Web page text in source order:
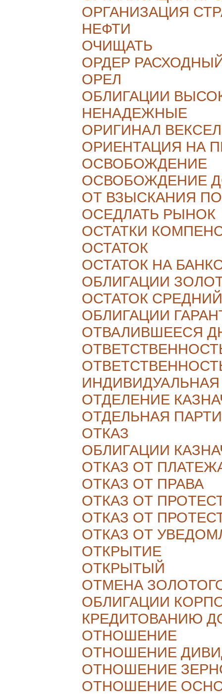
ОРГАНИЗАЦИЯ
НЕФТИ
ОЧИЩАТЬ
ОРДЕР
ОРЕЛ
ОБЛИГАЦИИ
НЕНАДЕЖНЫЕ
ОРИГИНАЛ
ОРИЕНТАЦИЯ НА
ОСВОБОЖДЕНИЕ
ОСВОБОЖДЕНИЕ
ОТ ВЗЫСКАНИЯ
ОСЕДЛАТЬ РЫНОК
ОСТАТКИ
ОСТАТОК
ОСТАТОК НА
ОБЛИГАЦИИ
ОСТАТОК СРЕДНИЙ
ОБЛИГАЦИИ
ОТВАЛИВШЕЕСЯ
ИНДИВИДУАЛЬНАЯ
ОТДЕЛЕНИЕ
ОТДЕЛЬНАЯ
ОТКАЗ
ОБЛИГАЦИИ
ОТКАЗ ОТ
ОТКАЗ ОТ ПРАВА
ОТКАЗ ОТ
ОТКАЗ ОТ
ОТКАЗ ОТ
ОТКРЫТИЕ
ОТКРЫТЫЙ
ОТМЕНА
ОБЛИГАЦИИ
КРЕДИТОВАНИЮ
ОТНОШЕНИЕ
ОТНОШЕНИЕ
ОТНОШЕНИЕ
ОТНОШЕНИЕ